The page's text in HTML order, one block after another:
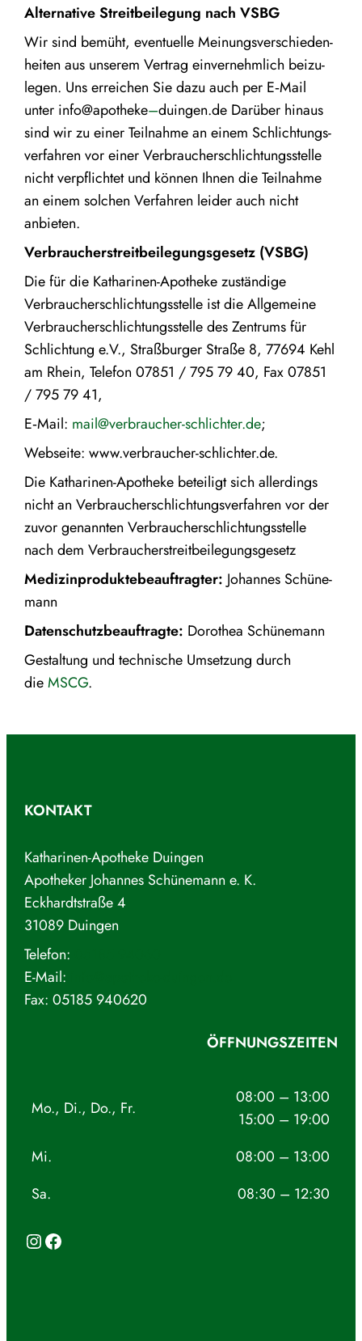
Alter­na­tive Streit­bei­le­gung nach VSBG
Wir sind bemüht, eventu­elle Meinungs­ver­schie­den­
heiten aus unserem Vertrag einver­nehm­lich beizu­
legen. Uns erreichen Sie dazu auch per E‑Mail
unter info@apotheke–duingen.de Darüber hinaus
sind wir zu einer Teilnahme an einem Schlich­tungs­
ver­fahren vor einer Verbrau­cher­schlich­tungs­stelle
nicht verpflichtet und können Ihnen die Teilnahme
an einem solchen Verfahren leider auch nicht
anbieten.
Verbrau­cher­streit­bei­le­gungs­ge­setz (VSBG)
Die für die Katha­rinen-Apotheke zustän­dige
Verbrau­cher­schlich­tungs­stelle ist die Allge­meine
Verbrau­cher­schlich­tungs­stelle des Zentrums für
Schlich­tung e.V., Straß­burger Straße 8, 77694 Kehl
am Rhein, Telefon 07851 / 795 79 40, Fax 07851
/ 795 79 41,
E‑Mail: mail@verbraucher-schlichter.de;
Webseite: www.verbraucher-schlichter.de.
Die Katha­rinen-Apotheke beteiligt sich aller­dings
nicht an Verbrau­cher­schlich­tungs­ver­fahren vor der
zuvor genannten Verbrau­cher­schlich­tungs­stelle
nach dem Verbraucherstreitbeilegungsgesetz
Medizin­pro­dukt­e­be­auf­tragter: Johannes Schüne­
mann
Daten­schutz­be­auf­tragte: Dorothea Schüne­mann
Gestal­tung und techni­sche Umsetzung durch
dieMSCG.
KONTAKT
Katharinen-Apotheke Duingen
Apotheker Johannes Schünemann e. K.
Eckhardtstraße 4
31089 Duingen
Telefon:
E-Mail:
Fax: 05185 940620
ÖFFNUNGSZEITEN
Mo., Di., Do., Fr.
08:00 – 13:00
15:00 – 19:00
Mi.
08:00 – 13:00
Sa.
08:30 – 12:30
Instagram
Facebook